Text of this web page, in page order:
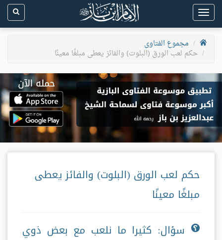
Toggle
navigation
مجموع الفتاوى
حكم لعب الورق (البلوت) والفائز يعطى مبلغًا معينًا
حكم لعب الورق (البلوت) والفائز يعطى
مبلغًا معينًا
سؤال: كثيرا ما نلعب مع بعض ذوي